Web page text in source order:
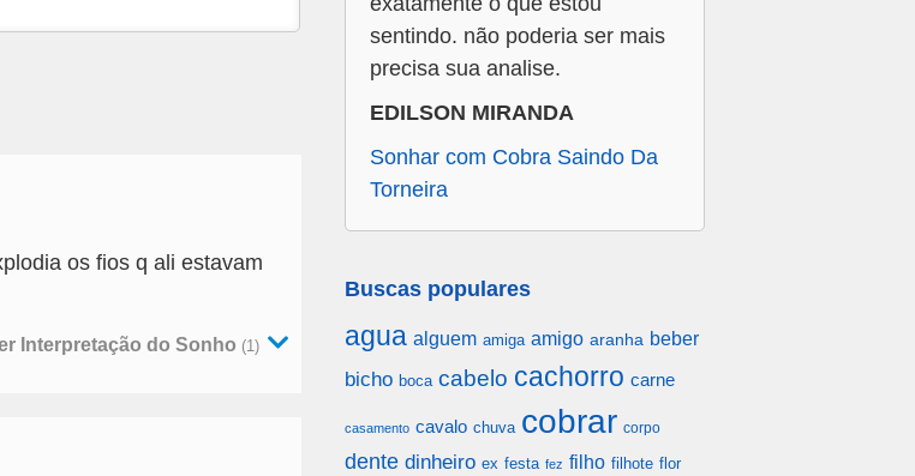
os fios q ali estavam
Interpretação do Sonho (1)
sentindo. não poderia ser mais
precisa sua analise.
EDILSON MIRANDA
Sonhar com Cobra Saindo Da
Torneira
Buscas populares
agua alguem amiga amigo aranha beber
bicho boca cabelo cachorro carne
casamento cavalo chuva cobrar corpo
dente dinheiro ex festa fez filho filhote flor